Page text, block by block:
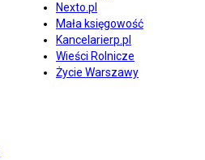
Nexto.pl
Mała księgowość
Kancelarierp.pl
Wieści Rolnicze
Życie Warszawy